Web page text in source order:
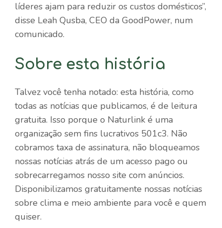
líderes ajam para reduzir os custos domésticos”,
disse Leah Qusba, CEO da GoodPower, num
comunicado.
Sobre esta história
Talvez você tenha notado: esta história, como
todas as notícias que publicamos, é de leitura
gratuita. Isso porque o Naturlink é uma
organização sem fins lucrativos 501c3. Não
cobramos taxa de assinatura, não bloqueamos
nossas notícias atrás de um acesso pago ou
sobrecarregamos nosso site com anúncios.
Disponibilizamos gratuitamente nossas notícias
sobre clima e meio ambiente para você e quem
quiser.